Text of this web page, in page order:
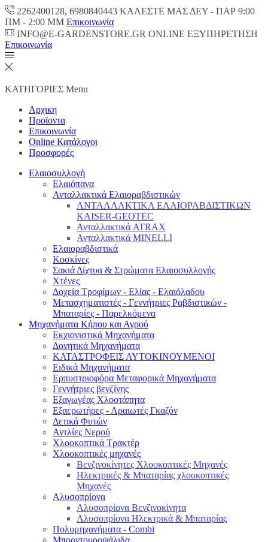
2262400128, 6980840443 ΚΑΛΕΣΤΕ ΜΑΣ ΔΕΥ - ΠΑΡ 9:00
ΠM - 2:00 ΜΜ Επικοινωνία
INFO@E-GARDENSTORE.GR ONLINE ΕΞΥΠΗΡΕΤΗΣH
Επικοινωνία
ΚΑΤΗΓΟΡΙΕΣ Menu
Αρχικη
Προϊοντα
Επικοινωνία
Online Κατάλογοι
Προσφορές
Ελαιοσυλλογή
Ελαιόπανα
Ανταλλακτικά Ελαιοραβδιστικών
ΑΝΤΑΛΛΑΚΤΙΚΑ ΕΛΑΙΟΡΑΒΔΙΣΤΙΚΩΝ
KAISER-GEOTEC
Ανταλλακτικά ATRAX
Ανταλλακτικά MINELLI
Ελαιοραβδιστικά
Κοσκίνες
Σακιά Δίχτυα & Στρώματα Ελαιοσυλλογής
Χτένες
Δοχεία Τροφίμων - Ελίας - Ελαιόλαδου
Μετασχηματιστές - Γεννήτριες Ραβδιστικών -
Μπαταρίες - Παρελκόμενα
Μηχανήματα Κήπου και Αγρού
Εκχιονιστικά Μηχανήματα
Δονητικά Μηχανήματα
ΚΑΤΑΣΤΡΟΦΕΙΣ ΑΥΤΟΚΙΝΟΥΜΕΝΟΙ
Ειδικά Μηχανήματα
Eρπυστριοφόρα Μεταφορικά Μηχανήματα
Γεννήτριες βενζίνης
Εξαγωγέας Χλοοτάπητα
Εξαερωτήρες - Αραιωτές Γκαζόν
Δετικά Φυτών
Αντλίες Νερού
Χλοοκοπτικά Τρακτέρ
Χλοοκοπτικές μηχανές
Βενζινοκίνητες Χλοοκοπτικές Μηχανές
Ηλεκτρικές & Μπαταρίας χλοοκοπτικές
Μηχανές
Αλυσοπρίονα
Αλυσοπρίονα Βενζινοκίνητα
Αλυσοπρίονα Ηλεκτρικά & Μπαταρίας
Πολυμηχανήματα - Combi
Μπορντουροψάλιδα